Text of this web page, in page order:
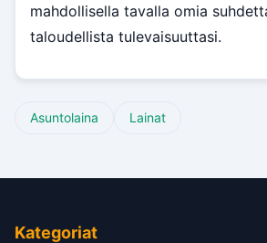
mahdollisella tavalla omia
taloudellista tulevaisuuttasi.
Asuntolaina Lainat
Kategoriat